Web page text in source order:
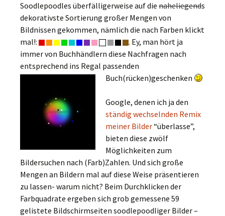
Soodlepoodles überfälligerweise auf die naheliegends
dekorativste Sortierung großer Mengen von
Bildnissen gekommen, nämlich die nach Farben klickt
mal!:
. Ey, man hört ja
immer von Buchhändlern diese Nachfragen nach
entsprechend ins Regal passenden
Buch(rücken)geschenken
Google, denen ich ja den
ständig wechselnden Remix
meiner Bilder“überlasse”,
bieten diese zwölf
Möglichkeiten zum
Bildersuchen nach (Farb)Zahlen. Und sich große
Mengen an Bildern mal auf diese Weise präsentieren
zu lassen- warum nicht? Beim Durchklicken der
Farbquadrate ergeben sich grob gemessene 59
gelistete Bildschirmseiten soodlepoodliger Bilder –